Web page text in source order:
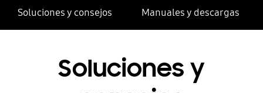
Soluciones y consejos Manuales y descargas
Soluciones y